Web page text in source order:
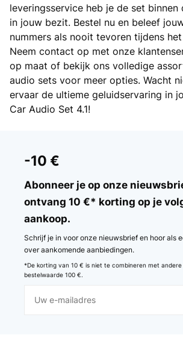
leveringsservice heb je de set
in jouw bezit. Bestel nu en beleef
nummers als nooit tevoren tijdens
Neem contact op met onze
op maat of bekijk ons volledige
audio sets voor meer opties. Wacht
ervaar de ultieme geluidservaring in
Car Audio Set 4.1!
-10 €
Abonneer je op onze
ontvang 10 €* korting op je
aankoop.
Schrijf je in voor onze nieuwsbrief en hoor als
over aankomende aanbiedingen.
*De korting van 10 € is niet te combineren met
bestelwaarde 100 €.